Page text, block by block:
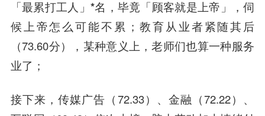
「最累打工人」*名 ，毕竟「顾客就是上帝」，伺
候上帝怎么可能不累；教育从业者紧随其后
（73.60分），某种意义上，老师们也算一种服务
业了；
接下来，传媒广告（72.33）、金融（72.22）、